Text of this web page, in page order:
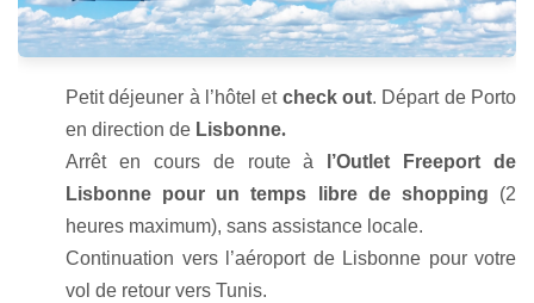
Petit déjeuner à l’hôtel et check out. Départ de Porto
en direction de Lisbonne.
Arrêt en cours de route à
l’Outlet Freeport de
Lisbonne pour un temps libre de shopping (2
heures maximum), sans assistance locale.
Continuation vers l’aéroport de Lisbonne pour votre
vol de retour vers Tunis.